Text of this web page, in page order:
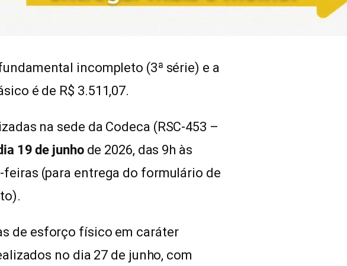
incompleto (3ª série) e a
é de R$ 3.511,07.
na sede da Codeca (RSC-453 –
19 de junhode 2026, das 9h às
feiras (para entrega do formulário de
de esforço físico em caráter
no dia 27 de junho, com